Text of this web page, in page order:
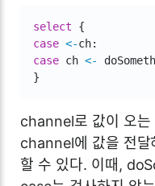
select
{
case <-ch:
case ch <-
}
channel로 값이 오는
channel에 값을 전달
할 수 있다. 이때,